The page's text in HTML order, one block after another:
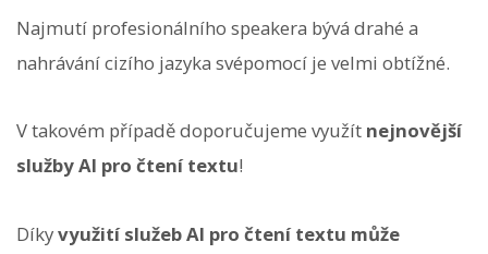
Najmutí profesionálního speakera bývá drahé a
nahrávání cizího jazyka svépomocí je velmi obtížné.
V takovém případě doporučujeme využít nejnovější
služby AI pro čtení textu!
Díkyvyužití služeb AI pro čtení textu může